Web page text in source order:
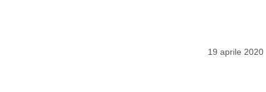
19 aprile 2020